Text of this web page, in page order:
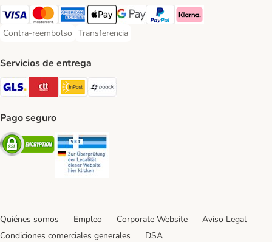
Visa Payment Method
Mastercard Payment Method
American Express Payment Method
Apple Pay Payment Method
Google Pay Payment Method
PayPal Payment Method
Klarna Payment Method
Contra-reembolso
Contra-reembolso Payment Method
Transferencia
Transferencia Payment Method
Servicios de entrega
GLS Shipping Method
CTTExpress Shipping Method
InPost Shipping Method
paack Shipping Method
Pago seguro
Security
Quiénes somos Empleo Corporate Website
Aviso Legal
Condiciones comerciales generales
DSA